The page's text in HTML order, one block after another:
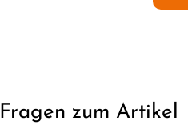
Fragen zum Artikel